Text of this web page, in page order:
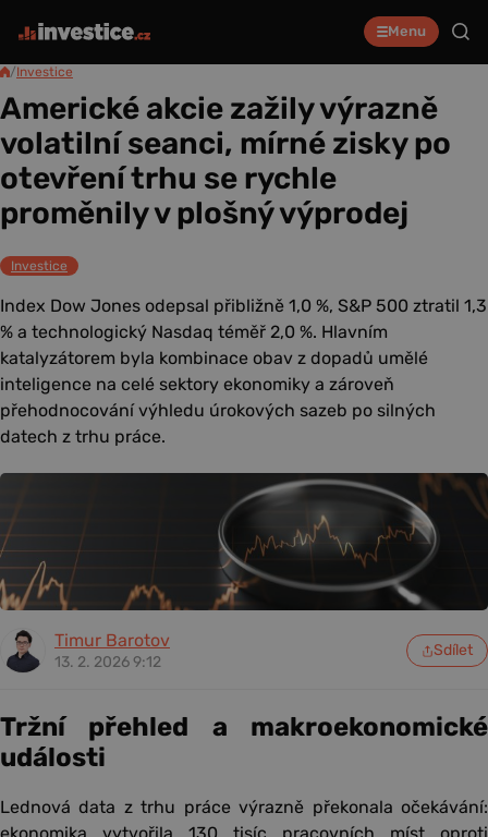
Menu
/Investice
Americké akcie zažily výrazně
volatilní seanci, mírné zisky po
otevření trhu se rychle
proměnily v plošný výprodej
Investice
Index Dow Jones odepsal přibližně 1,0 %, S&P 500 ztratil 1,3
% a technologický Nasdaq téměř 2,0 %. Hlavním
katalyzátorem byla kombinace obav z dopadů umělé
inteligence na celé sektory ekonomiky a zároveň
přehodnocování výhledu úrokových sazeb po silných
datech z trhu práce.
Timur Barotov
13. 2. 2026 9:12
Sdílet
Tržní přehled a makroekonomické
události
Lednová data z trhu práce výrazně překonala očekávání: